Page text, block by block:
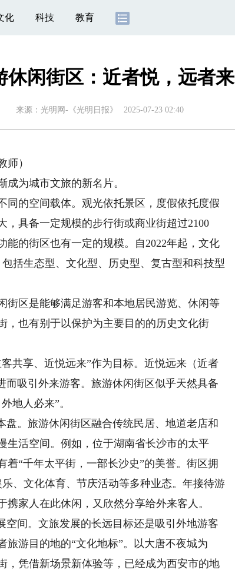
化 科技 教育
休闲街区：近者悦，远者来
来源： 光明网-《光明日报》 2025-07-23 02:40
）
为城市文旅的新名片。
的空间载体。观光依托景区，度假依托度假
，具备一定规模的步行街或商业街超过2100
能的街区也有一定的规模。自2022年起，文化
括生态型、文化型、历史型、复古型和科技型
区是能够满足游客和本地居民游览、休闲等
，也有别于以保护为主要目的的历史文化街
享、近悦远来”作为目标。近悦远来（近者
而吸引外来游客。旅游休闲街区似乎天然具备
地人必来”。
。旅游休闲街区融合传统民居、地道老店和
生活空间。例如，位于湖南省长沙市的太平
“千年太平街，一部长沙史”的美誉。街区拥
、文化体育、节庆活动等多种业态。年接待游
家人在此休闲，又欣然分享给外来客人。
间。文旅发展的长远目标还是吸引外地游客
游目的地的“文化地标”。以大唐不夜城为
，凭借新场景新体验等，已经成为西安市的地